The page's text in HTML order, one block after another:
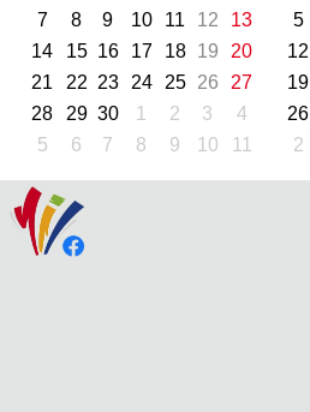
7
8 9 10 11 12
13
14
15 16 17 18 19
20
21
22 23 24 25 26
27
28
29 30 1 2 3
4
5
6 7 8 9 10 11
5
12
19
26
2